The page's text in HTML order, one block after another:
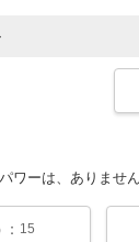
ワーは、ありませ
15